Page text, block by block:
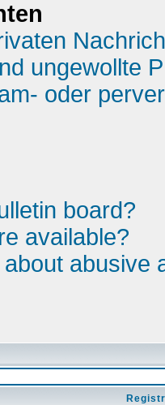
ungewollte
oder
board?
available?
abusive